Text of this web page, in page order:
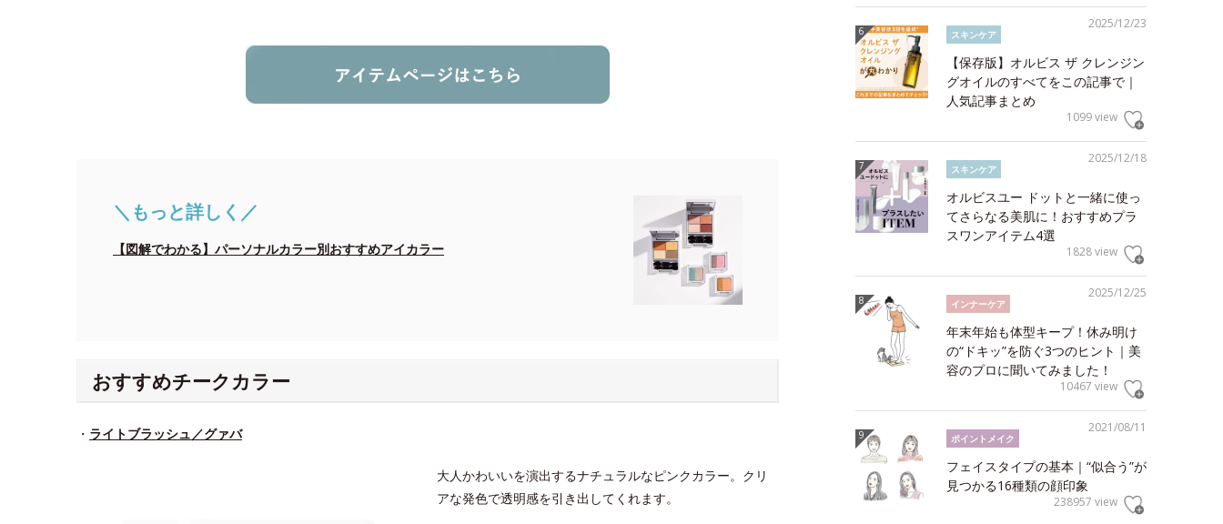
＼もっと詳しく／
【図解でわかる】パーソナルカラー別おすすめアイカラー
おすすめチークカラー
・ ライトブラッシュ／グァバ
大人かわいいを演出するナチュラルなピンクカラー。クリ
アな発色で透明感を引き出してくれます。
2025/12/23
スキンケア
【保存版】オルビス ザ クレンジン
グオイルのすべてをこの記事で｜
人気記事まとめ
1099 view
2025/12/18
スキンケア
オルビスユー ドットと一緒に使っ
てさらなる美肌に！おすすめプラ
スワンアイテム4選
1828 view
2025/12/25
インナーケア
年末年始も体型キープ！休み明け
の“ドキッ”を防ぐ3つのヒント｜美
容のプロに聞いてみました！
10467 view
2021/08/11
ポイントメイク
フェイスタイプの基本｜“似合う”が
見つかる16種類の顔印象
238957 view